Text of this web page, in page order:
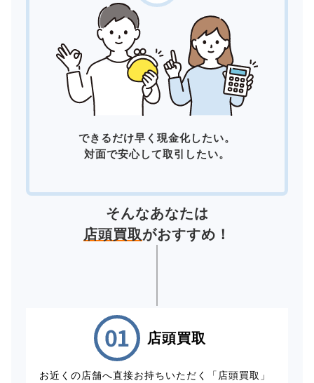
できるだけ早く現金化したい。
対面で安心して取引したい。
そんなあなたは
店頭買取がおすすめ！
店頭買取
お近くの店舗へ直接お持ちいただく「店頭買取」